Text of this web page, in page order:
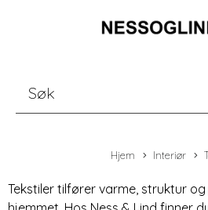
Hjem Interiør
Tekstiler tilfører varme, struktur